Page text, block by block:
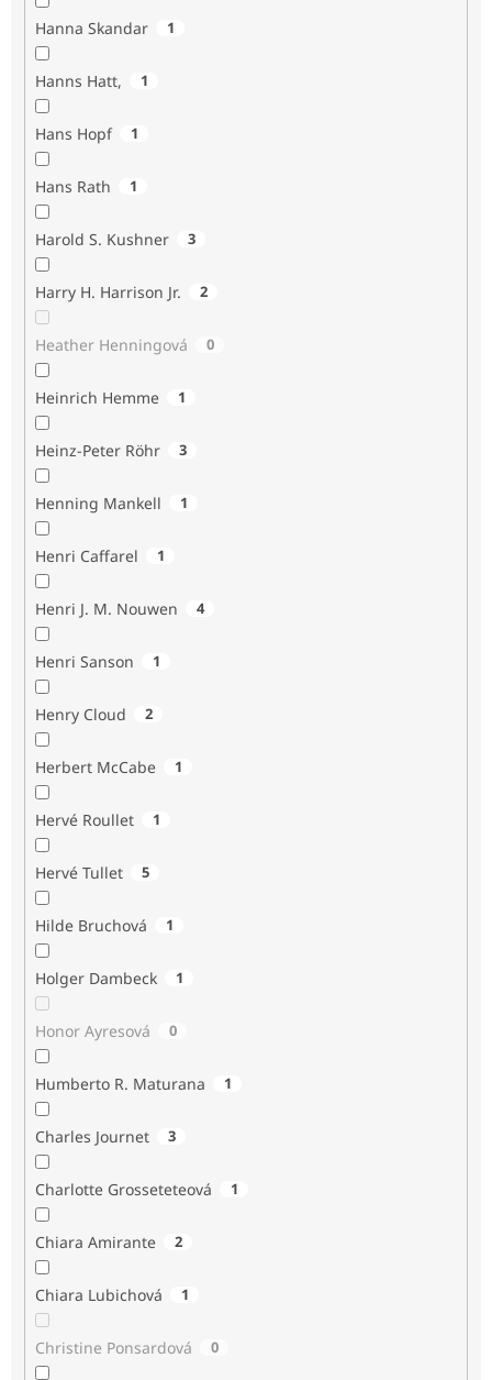
Hanna Skandar 1
Hanns Hatt, 1
Hans Hopf 1
Hans Rath 1
Harold S. Kushner 3
Harry H. Harrison Jr. 2
Heather Henningová 0
Heinrich Hemme 1
Heinz-Peter Röhr 3
Henning Mankell 1
Henri Caffarel 1
Henri J. M. Nouwen 4
Henri Sanson 1
Henry Cloud 2
Herbert McCabe 1
Hervé Roullet 1
Hervé Tullet 5
Hilde Bruchová 1
Holger Dambeck 1
Honor Ayresová 0
Humberto R. Maturana 1
Charles Journet 3
Charlotte Grosseteteová 1
Chiara Amirante 2
Chiara Lubichová 1
Christine Ponsardová 0